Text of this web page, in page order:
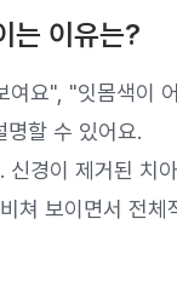
는 이유는?
여요", "잇몸색이
명할 수 있어요.
신경이 제거된 치
쳐 보이면서 전